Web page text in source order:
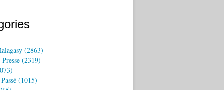
(2863)
(2319)
(1015)